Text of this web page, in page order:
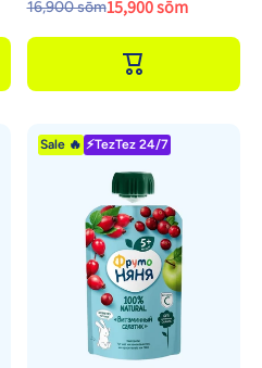
16,900 sōm15,900 sōm
Sale 🔥 ⚡TezTez 24/7